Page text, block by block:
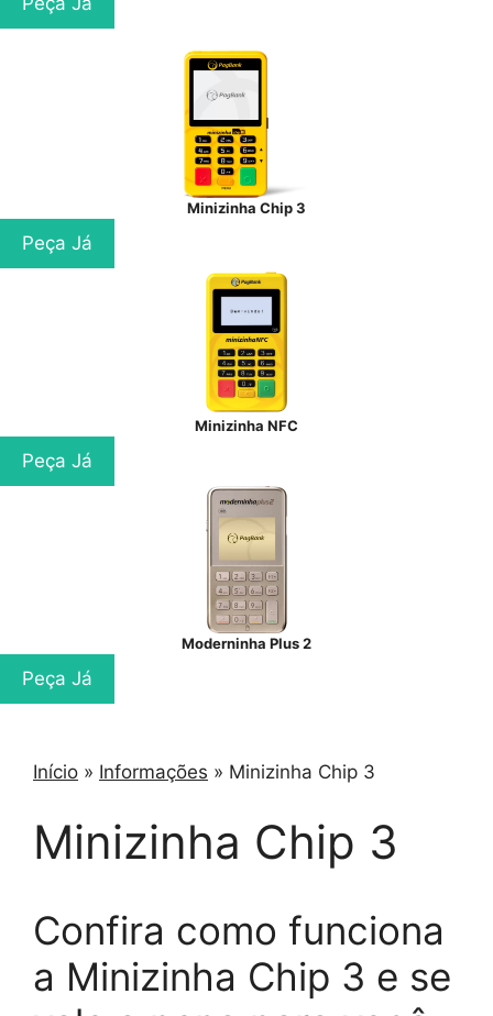
Minizinha Chip 3
Peça Já
Minizinha NFC
Peça Já
Moderninha Plus 2
Peça Já
Início » Informações » Minizinha Chip 3
Minizinha Chip 3
Confira como funciona
a Minizinha Chip 3 e se